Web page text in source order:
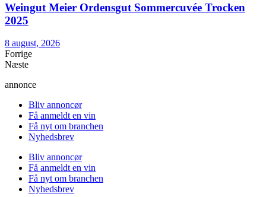
Weingut Meier Ordensgut Sommercuvée Trocken
2025
8 august, 2026
Forrige
Næste
annonce
Bliv annoncør
Få anmeldt en vin
Få nyt om branchen
Nyhedsbrev
Bliv annoncør
Få anmeldt en vin
Få nyt om branchen
Nyhedsbrev